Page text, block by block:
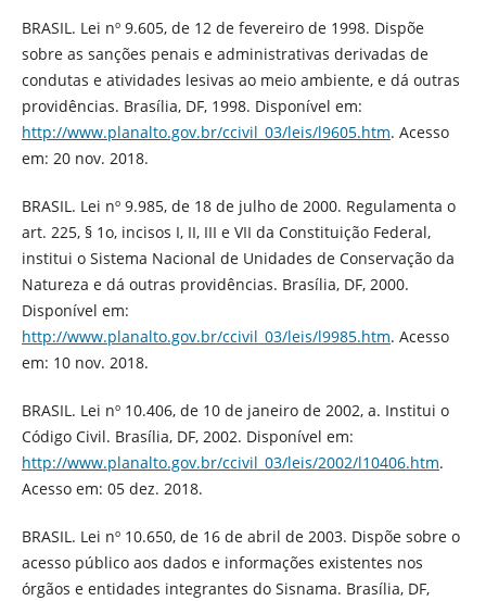
BRASIL. Lei nº 9.605, de 12 de fevereiro de 1998. Dispõe
sobre as sanções penais e administrativas derivadas de
condutas e atividades lesivas ao meio ambiente, e dá outras
providências. Brasília, DF, 1998. Disponível em:
http://www.planalto.gov.br/ccivil_03/leis/l9605.htm. Acesso
em: 20 nov. 2018.
BRASIL. Lei nº 9.985, de 18 de julho de 2000. Regulamenta o
art. 225, § 1o, incisos I, II, III e VII da Constituição Federal,
institui o Sistema Nacional de Unidades de Conservação da
Natureza e dá outras providências. Brasília, DF, 2000.
Disponível em:
http://www.planalto.gov.br/ccivil_03/leis/l9985.htm. Acesso
em: 10 nov. 2018.
BRASIL. Lei nº 10.406, de 10 de janeiro de 2002, a. Institui o
Código Civil. Brasília, DF, 2002. Disponível em:
http://www.planalto.gov.br/ccivil_03/leis/2002/l10406.htm.
Acesso em: 05 dez. 2018.
BRASIL. Lei nº 10.650, de 16 de abril de 2003. Dispõe sobre o
acesso público aos dados e informações existentes nos
órgãos e entidades integrantes do Sisnama. Brasília, DF,